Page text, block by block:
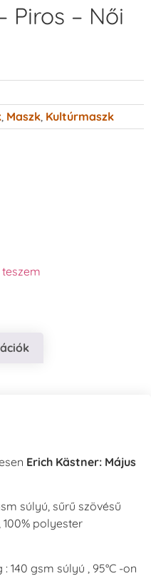
Piros – Női
, Maszk, Kultúrmaszk
Erich Kästner: Május
súlyú, sűrű szövésű
polyester
140 gsm súlyú , 95°C -on